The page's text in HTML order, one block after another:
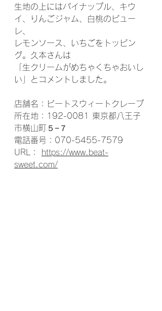
生地の上にはパイナップル、キウ
イ、りんごジャム、白桃のピュー
レ、
レモンソース、いちごをトッピン
グ。久本さんは
「生クリームがめちゃくちゃおいし
い」とコメントしました。
店舗名：ビートスウィートクレープ
所在地：192-0081 東京都八王子
市横山町５−７
電話番号：070-5455-7579
URL：
https://www.beat-
sweet.com/